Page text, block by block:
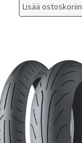
Lisää ostoskoriin